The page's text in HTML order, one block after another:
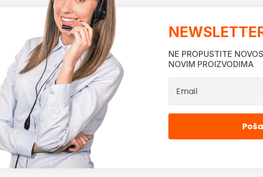
NE PROPUSTITE
NOVIM PROIZVODIMA